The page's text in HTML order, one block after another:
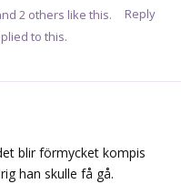
Reply
2 others like this.
to this.
blir förmycket kompis
han skulle få gå.